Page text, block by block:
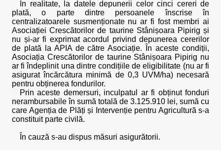
În realitate, la datele depunerii celor cinci cereri de
plată, o parte dintre persoanele înscrise în
centralizatoarele susmenționate nu ar fi fost membri ai
Asociației Crescătorilor de taurine Stânișoara Pipirig și
nu și-ar fi exprimat acordul privind depunerea cererilor
de plată la APIA de către Asociație. În aceste condiții,
Asociația Crescătorilor de taurine Stânișoara Pipirig nu
ar fi îndeplinit una dintre condițiile de eligibilitate (nu ar fi
asigurat încărcătura minimă de 0,3 UVM/ha) necesară
pentru obținerea fondurilor.
Prin aceste demersuri, inculpatul ar fi obținut fonduri
nerambursabile în sumă totală de 3.125.910 lei, sumă cu
care Agenția de Plăți și Intervenție pentru Agricultură s-a
constituit parte civilă.
În cauză s-au dispus măsuri asigurătorii.